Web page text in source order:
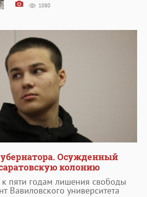
1080
Осужденный
колонию
пяти годам лишения свободы
Вавиловского университета